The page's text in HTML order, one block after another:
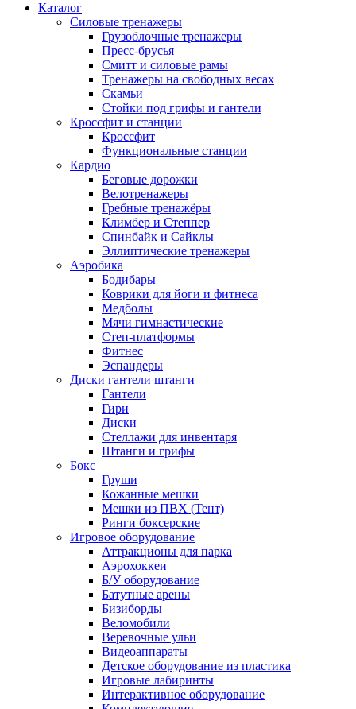
Каталог
Силовые тренажеры
Грузоблочные тренажеры
Пресс-брусья
Смитт и силовые рамы
Тренажеры на свободных весах
Скамьи
Стойки под грифы и гантели
Кроссфит и станции
Кроссфит
Функциональные станции
Кардио
Беговые дорожки
Велотренажеры
Гребные тренажёры
Климбер и Степпер
Спинбайк и Сайклы
Эллиптические тренажеры
Аэробика
Бодибары
Коврики для йоги и фитнеса
Медболы
Мячи гимнастические
Степ-платформы
Фитнес
Эспандеры
Диски гантели штанги
Гантели
Гири
Диски
Стеллажи для инвентаря
Штанги и грифы
Бокс
Груши
Кожанные мешки
Мешки из ПВХ (Тент)
Ринги боксерские
Игровое оборудование
Аттракционы для парка
Аэрохоккеи
Б/У оборудование
Батутные арены
Бизиборды
Веломобили
Веревочные ульи
Видеоаппараты
Детское оборудование из пластика
Игровые лабиринты
Интерактивное оборудование